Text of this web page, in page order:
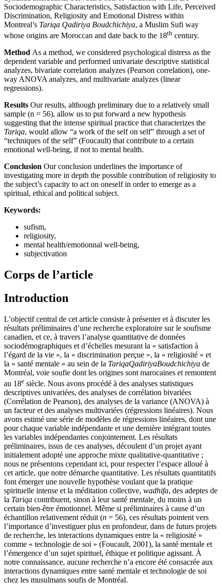
Sociodemographic Characteristics, Satisfaction with Life, Perceived
Discrimination, Religiosity and Emotional Distress within
Montreal’s Tariqa Qadiriya Boudchichiya, a Muslim Sufi way
whose origins are Moroccan and date back to the 18th century.
Method As a method, we considered psychological distress as the
dependent variable and performed univariate descriptive statistical
analyzes, bivariate correlation analyzes (Pearson correlation), one-
way ANOVA analyzes, and multivariate analyzes (linear
regressions).
Results Our results, although preliminary due to a relatively small
sample (n = 56), allow us to put forward a new hypothesis
suggesting that the intense spiritual practice that characterizes the
Tariqa, would allow “a work of the self on self” through a set of
“techniques of the self” (Foucault) that contribute to a certain
emotional well-being, if not to mental health.
Conclusion Our conclusion underlines the importance of
investigating more in depth the possible contribution of religiosity to
the subject’s capacity to act on oneself in order to emerge as a
spiritual, ethical and political subject.
Keywords:
sufism,
religiosity,
mental health/emotionnal well-being,
subjectivation
Corps de l’article
Introduction
L’objectif central de cet article consiste à présenter et à discuter les
résultats préliminaires d’une recherche exploratoire sur le soufisme
canadien, et ce, à travers l’analyse quantitative de données
sociodémographiques et d’échelles mesurant la « satisfaction à
l’égard de la vie », la « discrimination perçue », la « religiosité » et
la « santé mentale » au sein de la TariqaQadiriyaBoudchichiya de
Montréal, voie soufie dont les origines sont marocaines et remontent
au 18e siècle. Nous avons procédé à des analyses statistiques
descriptives univariées, des analyses de corrélation bivariées
(Corrélation de Pearson), des analyses de la variance (ANOVA) à
un facteur et des analyses multivariées (régressions linéaires). Nous
avons estimé une série de modèles de régressions linéaires, dont une
pour chaque variable indépendante et une dernière intégrant toutes
les variables indépendantes conjointement. Les résultats
préliminaires, issus de ces analyses, découlent d’un projet ayant
initialement adopté une approche mixte qualitative-quantitative ;
nous ne présentons cependant ici, pour respecter l’espace alloué à
cet article, que notre démarche quantitative. Les résultats quantitatifs
font émerger une nouvelle hypothèse voulant que la pratique
spirituelle intense et la méditation collective, wadhifa, des adeptes de
la Tariqa contribuent, sinon à leur santé mentale, du moins à un
certain bien-être émotionnel. Même si préliminaires à cause d’un
échantillon relativement réduit (n = 56), ces résultats pointent vers
l’importance d’investiguer plus en profondeur, dans de futurs projets
de recherche, les interactions dynamiques entre la « religiosité »
comme « technologie de soi » (Foucault, 2001), la santé mentale et
l’émergence d’un sujet spirituel, éthique et politique agissant. À
notre connaissance, aucune recherche n’a encore été consacrée aux
interactions dynamiques entre santé mentale et technologie de soi
chez les musulmans soufis de Montréal.